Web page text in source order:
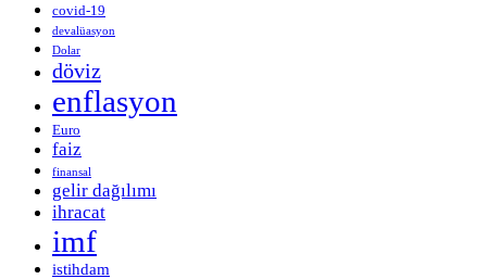
covid-19
devalüasyon
Dolar
döviz
enflasyon
Euro
faiz
finansal
gelir dağılımı
ihracat
imf
istihdam